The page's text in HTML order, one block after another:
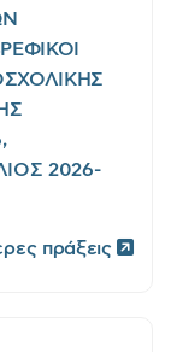
2026-
πράξεις